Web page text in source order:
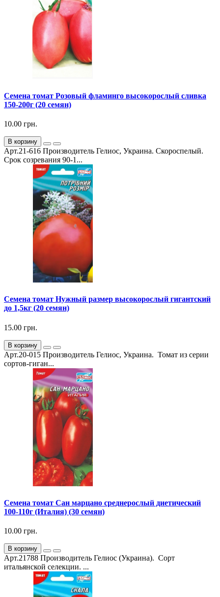
Семена томат Розовый фламинго высокорослый сливка
150-200г (20 семян)
10.00 грн.
В корзину
Арт.21-616 Производитель Гелиос, Украина. Скороспелый.
Срок созревания 90-1...
Семена томат Нужный размер высокорослый гигантский
до 1,5кг (20 семян)
15.00 грн.
В корзину
Арт.20-015 Производитель Гелиос, Украина. Томат из серии
сортов-гиган...
Семена томат Сан марцано среднерослый диетический
100-110г (Италия) (30 семян)
10.00 грн.
В корзину
Арт.21788 Производитель Гелиос (Украина). Сорт
итальянской селекции. ...